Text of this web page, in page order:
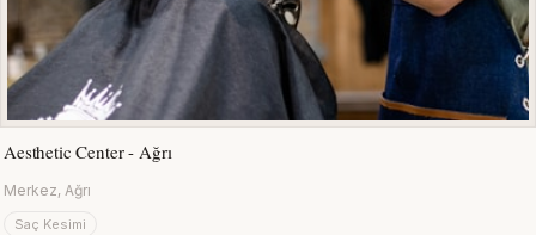
Aesthetic Center - Ağrı
Merkez, Ağrı
Saç Kesimi